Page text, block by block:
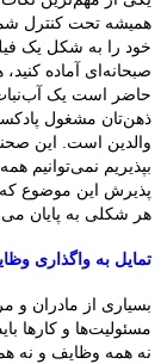
همیشه تحت کنترل
خود را به شکل یک
صبحانه‌ای آماده
حاضر است یک
ذهن‌تان مشغول
والدین است. این صحنه
بپذیریم نمی‌توانیم
پذیرش این موضوع
هر شکلی به پایان
تمایل به واگذاری
بسیاری از مادران و
مسئولیت‌ها و کارها
نه همه وظایف و نه